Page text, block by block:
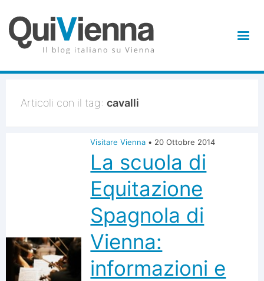
Articoli con il tag: cavalli
Visitare Vienna • 20 Ottobre 2014
La scuola di
Equitazione
Spagnola di
Vienna:
informazioni e